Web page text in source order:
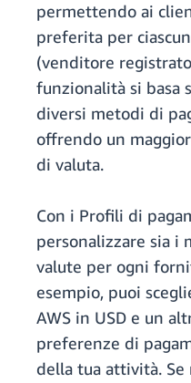
permettendo ai
preferita per
(venditore
funzionalità si basa
diversi metodi di
offrendo un
di valuta.
Con i Profili di
personalizzare sia i
valute per ogni
esempio, puoi
AWS in USD e un
preferenze di
della tua attività.